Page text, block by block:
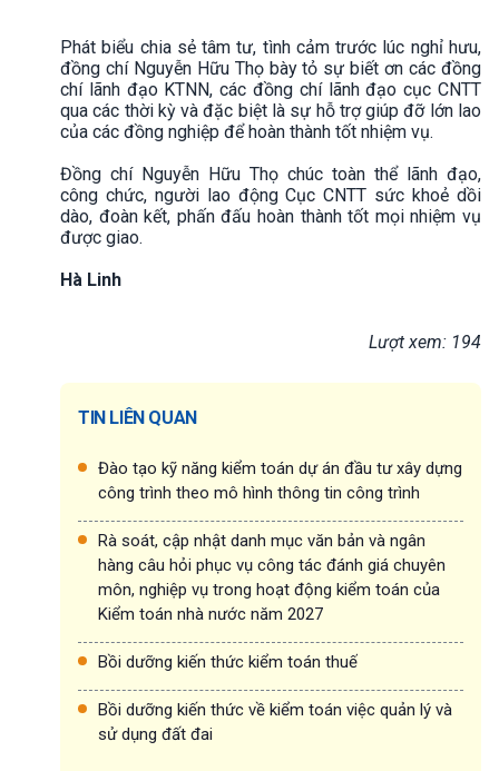
Phát biểu chia sẻ tâm tư, tình cảm trước lúc nghỉ hưu,
đồng chí Nguyễn Hữu Thọ bày tỏ sự biết ơn các đồng
chí lãnh đạo KTNN, các đồng chí lãnh đạo cục CNTT
qua các thời kỳ và đặc biệt là sự hỗ trợ giúp đỡ lớn lao
của các đồng nghiệp để hoàn thành tốt nhiệm vụ.
Đồng chí Nguyễn Hữu Thọ chúc toàn thể lãnh đạo,
công chức, người lao động Cục CNTT sức khoẻ dồi
dào, đoàn kết, phấn đấu hoàn thành tốt mọi nhiệm vụ
được giao.
Hà Linh
Lượt xem: 194
TIN LIÊN QUAN
Đào tạo kỹ năng kiểm toán dự án đầu tư xây dựng
công trình theo mô hình thông tin công trình
Rà soát, cập nhật danh mục văn bản và ngân
hàng câu hỏi phục vụ công tác đánh giá chuyên
môn, nghiệp vụ trong hoạt động kiểm toán của
Kiểm toán nhà nước năm 2027
Bồi dưỡng kiến thức kiểm toán thuế
Bồi dưỡng kiến thức về kiểm toán việc quản lý và
sử dụng đất đai